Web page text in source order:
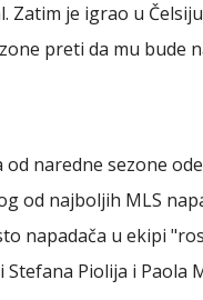
Zatim je igrao u
preti da mu bude
od naredne sezone
od najboljih MLS
napadača u ekipi
Stefana Piolija i Paola